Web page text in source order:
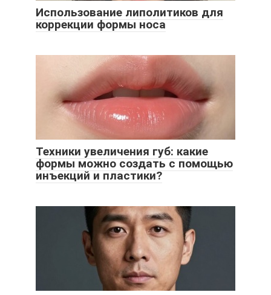
Использование липолитиков для
коррекции формы носа
Техники увеличения губ: какие
формы можно создать с помощью
инъекций и пластики?